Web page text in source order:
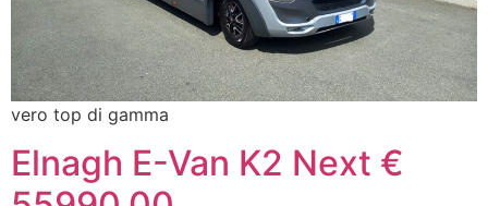
vero top di gamma
Elnagh E-Van K2 Next €